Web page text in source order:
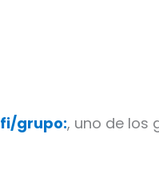
fi/grupo:, uno de los